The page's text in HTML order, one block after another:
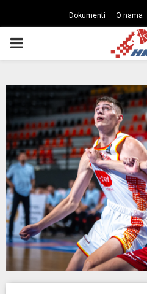
Dokumenti O nama
PRIMARY